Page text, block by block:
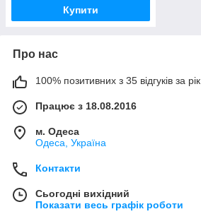
Купити
Про нас
100% позитивних з 35 відгуків за рік
Працює з 18.08.2016
м. Одеса
Одеса, Україна
Контакти
Сьогодні вихідний
Показати весь графік роботи